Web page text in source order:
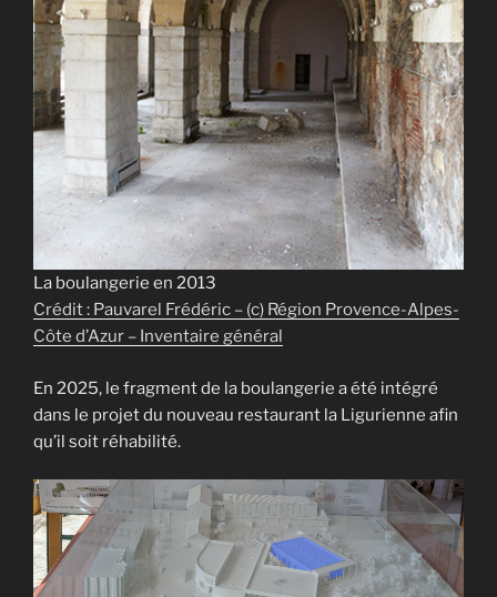
La boulangerie en 2013
Crédit : Pauvarel Frédéric – (c) Région Provence-Alpes-
Côte d’Azur – Inventaire général
En 2025, le fragment de la boulangerie a été intégré
dans le projet du nouveau restaurant la Ligurienne afin
qu’il soit réhabilité.